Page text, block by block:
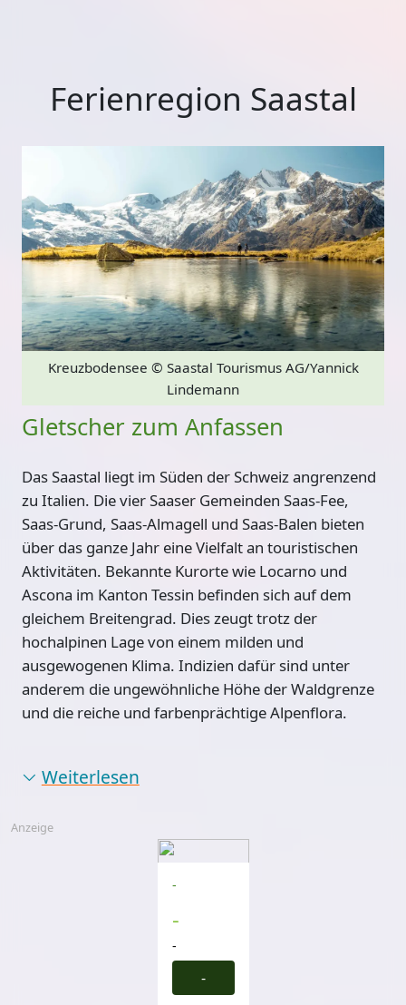
Ferienregion Saastal
Kreuzbodensee © Saastal Tourismus AG/Yannick
Lindemann
Gletscher zum Anfassen
Das Saastal liegt im Süden der Schweiz angrenzend
zu Italien. Die vier Saaser Gemeinden Saas-Fee,
Saas-Grund, Saas-Almagell und Saas-Balen bieten
über das ganze Jahr eine Vielfalt an touristischen
Aktivitäten. Bekannte Kurorte wie Locarno und
Ascona im Kanton Tessin befinden sich auf dem
gleichem Breitengrad. Dies zeugt trotz der
hochalpinen Lage von einem milden und
ausgewogenen Klima. Indizien dafür sind unter
anderem die ungewöhnliche Höhe der Waldgrenze
und die reiche und farbenprächtige Alpenflora.
Weiterlesen
Anzeige
-
-
-
-